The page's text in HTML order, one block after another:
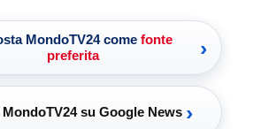
MondoTV24 come fonte
preferita
›
su Google News ›